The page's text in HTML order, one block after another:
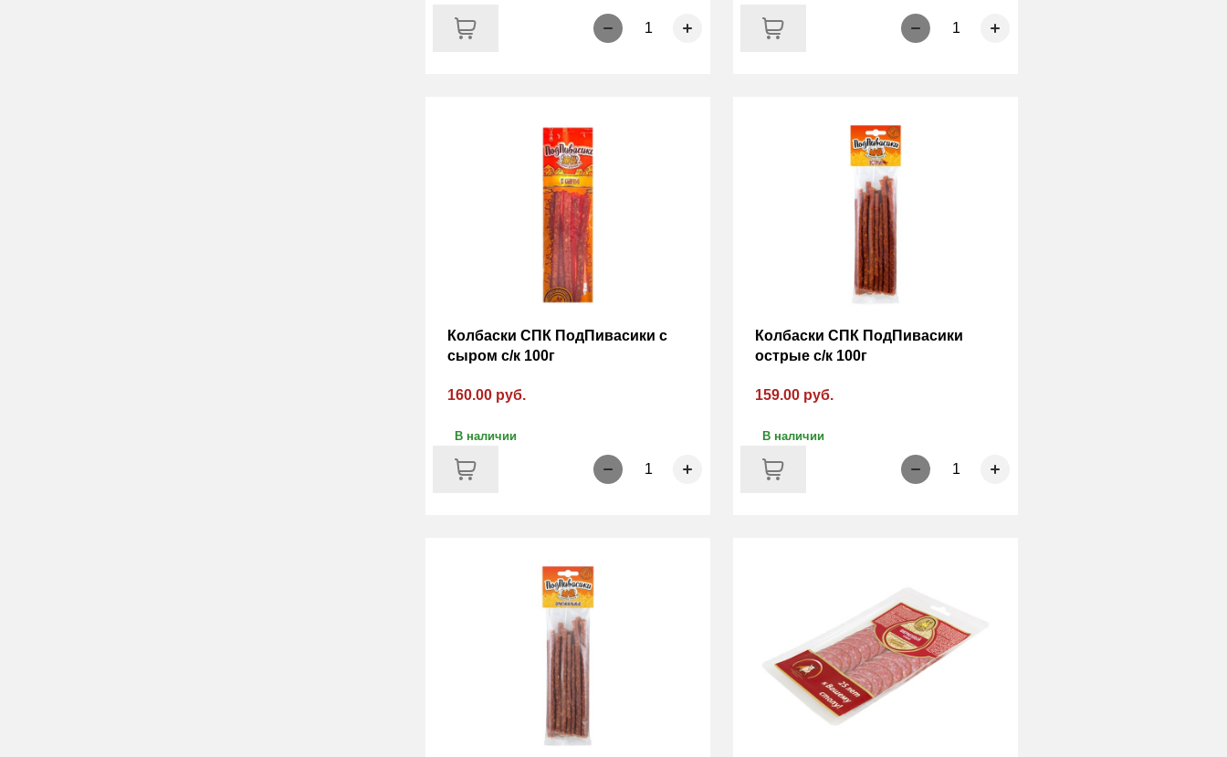
1 1
Колбаски СПК ПодПивасики с
сыром с/к 100г
160.00 руб.
В наличии
1
Колбаски СПК ПодПивасики
острые с/к 100г
159.00 руб.
В наличии
1